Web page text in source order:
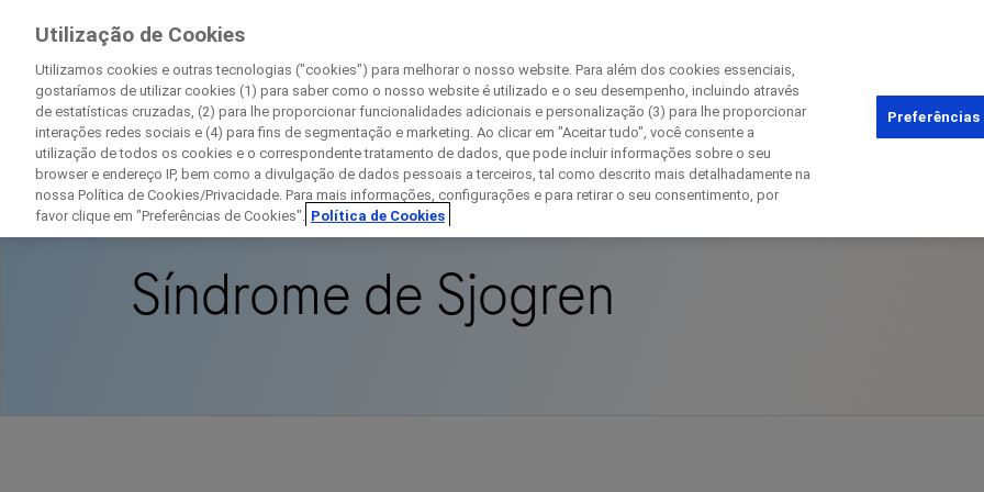
Pesquisa Clínica
Na Roche
Início Disease Area Overview Transtorno Autoimune Síndrome de Sjogren
Síndrome de Sjogren
Fechar
Fechar
Fechar
Directly contact the sponsor for
Fechar
Utilização de Cookies
Utilizamos cookies e outras tecnologias ("cookies") para melhorar o nosso website. Para além dos cookies essenciais,
gostaríamos de utilizar cookies (1) para saber como o nosso website é utilizado e o seu desempenho, incluindo através
de estatísticas cruzadas, (2) para lhe proporcionar funcionalidades adicionais e personalização (3) para lhe proporcionar
interações redes sociais e (4) para fins de segmentação e marketing. Ao clicar em "Aceitar tudo", você consente a
utilização de todos os cookies e o correspondente tratamento de dados, que pode incluir informações sobre o seu
browser e endereço IP, bem como a divulgação de dados pessoais a terceiros, tal como descrito mais detalhadamente na
nossa Política de Cookies/Privacidade. Para mais informações, configurações e para retirar o seu consentimento, por
favor clique em "Preferências de Cookies". Política de Cookies
Preferências